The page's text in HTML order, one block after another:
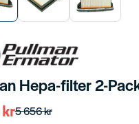
Hepa-filter 2-
5 656 kr